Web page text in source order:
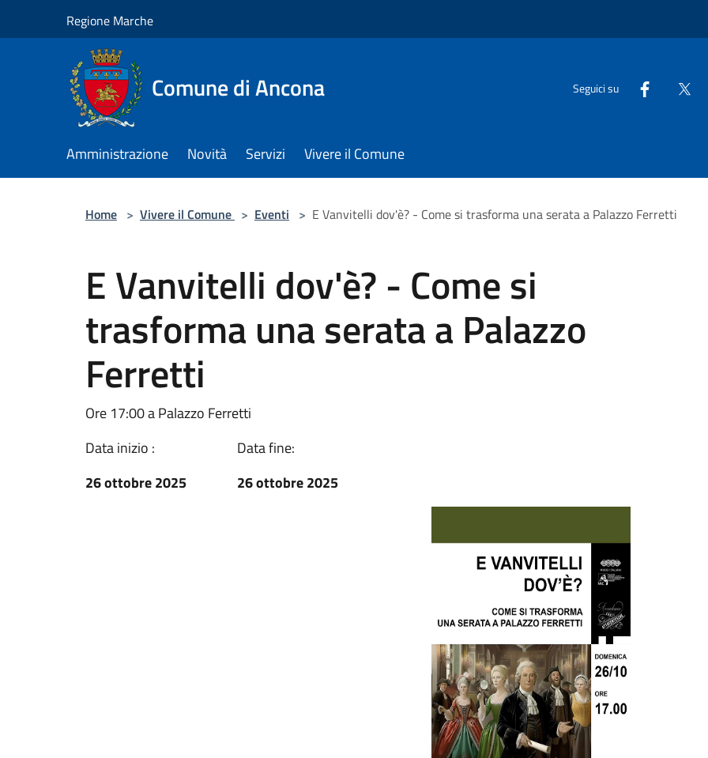
Regione Marche
Comune di Ancona Seguici su
Amministrazione Novità Servizi Vivere il Comune
Home > Vivere il Comune > Eventi > E Vanvitelli dov'è? - Come si trasforma una serata a Palazzo Ferretti
E Vanvitelli dov'è? - Come si
trasforma una serata a Palazzo
Ferretti
Ore 17:00 a Palazzo Ferretti
Data inizio :
26 ottobre 2025
Data fine:
26 ottobre 2025